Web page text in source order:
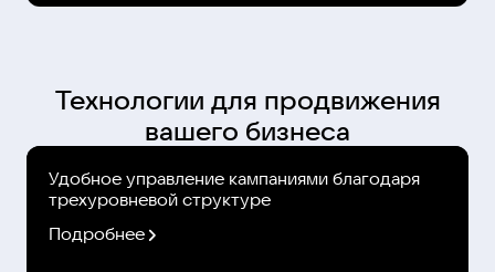
Технологии для продвижения
вашего бизнеса
Удобное управление кампаниями благодаря
трехуровневой структуре
Подробнее